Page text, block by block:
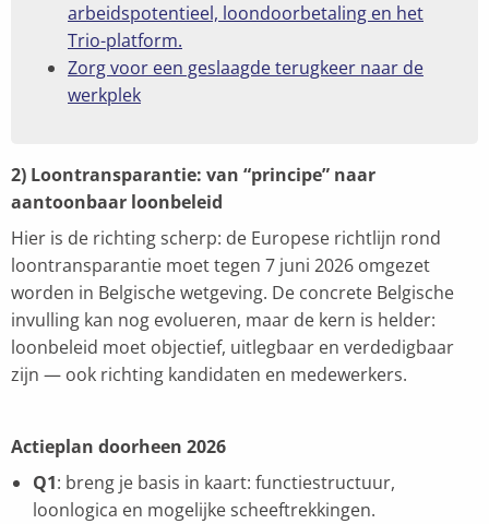
arbeidspotentieel, loondoorbetaling en het
Trio-platform.
Zorg voor een geslaagde terugkeer naar de
werkplek
2) Loontransparantie: van “principe” naar
aantoonbaar loonbeleid
Hier is de richting scherp: de Europese richtlijn rond
loontransparantie moet tegen 7 juni 2026 omgezet
worden in Belgische wetgeving. De concrete Belgische
invulling kan nog evolueren, maar de kern is helder:
loonbeleid moet objectief, uitlegbaar en verdedigbaar
zijn — ook richting kandidaten en medewerkers.
Actieplan doorheen 2026
Q1: breng je basis in kaart: functiestructuur,
loonlogica en mogelijke scheeftrekkingen.